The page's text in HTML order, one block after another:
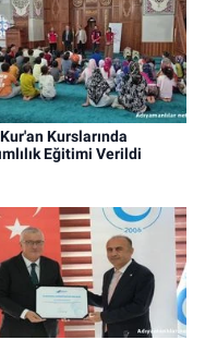
Kurslarında
Eğitimi Verildi